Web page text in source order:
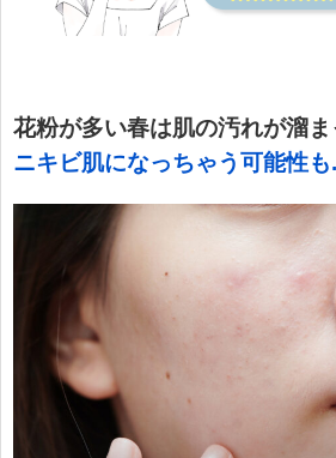
花粉が多い春は肌の汚れが溜ま
ニキビ肌になっちゃう可能性も.